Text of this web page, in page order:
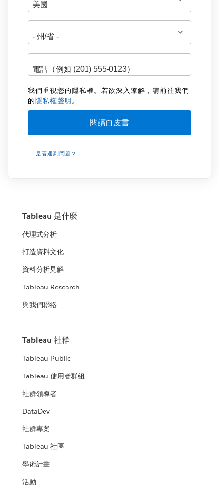
址
我們重視您的隱私權。若欲深入瞭解，請前往我們
的隱私權聲明 。
是否遇到問題？
Tableau 是什麼
代理式分析
打造資料文化
資料分析見解
Tableau Research
與我們聯絡
Tableau 社群
Tableau Public
Tableau 使用者群組
社群領導者
DataDev
社群專案
Tableau 社區
學術計畫
活動